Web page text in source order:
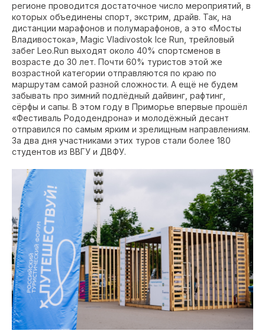
регионе проводится достаточное число мероприятий, в
которых объединены спорт, экстрим, драйв. Так, на
дистанции марафонов и полумарафонов, а это «Мосты
Владивостока», Magic Vladivostok Ice Run, трейловый
забег Leo.Run выходят около 40% спортсменов в
возрасте до 30 лет. Почти 60% туристов этой же
возрастной категории отправляются по краю по
маршрутам самой разной сложности. А ещё не будем
забывать про зимний подлёдный дайвинг, рафтинг,
сёрфы и сапы. В этом году в Приморье впервые прошёл
«Фестиваль Рододендрона» и молодёжный десант
отправился по самым ярким и зрелищным направлениям.
За два дня участниками этих туров стали более 180
студентов из ВВГУ и ДВФУ.